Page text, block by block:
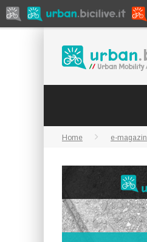
Home e-